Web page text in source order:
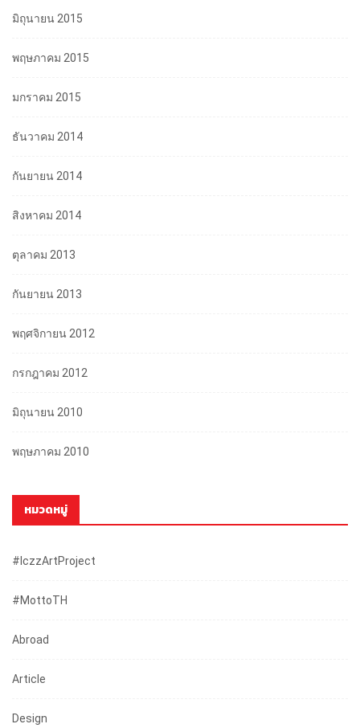
มิถุนายน 2015
พฤษภาคม 2015
มกราคม 2015
ธันวาคม 2014
กันยายน 2014
สิงหาคม 2014
ตุลาคม 2013
กันยายน 2013
พฤศจิกายน 2012
กรกฎาคม 2012
มิถุนายน 2010
พฤษภาคม 2010
หมวดหมู่
#iczzArtProject
#mottoTH
Abroad
Article
Design